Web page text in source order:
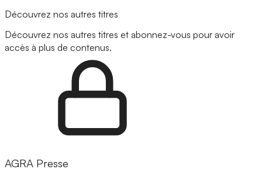
Découvrez nos autres titres
Découvrez nos autres titres et abonnez-vous pour avoir
accès à plus de contenus.
AGRA Presse